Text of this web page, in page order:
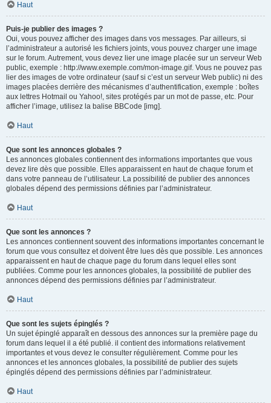
Haut
Puis-je publier des images ?
Oui, vous pouvez afficher des images dans vos messages. Par ailleurs, si
l’administrateur a autorisé les fichiers joints, vous pouvez charger une image
sur le forum. Autrement, vous devez lier une image placée sur un serveur Web
public, exemple : http://www.exemple.com/mon-image.gif. Vous ne pouvez pas
lier des images de votre ordinateur (sauf si c’est un serveur Web public) ni des
images placées derrière des mécanismes d’authentification, exemple : boîtes
aux lettres Hotmail ou Yahoo!, sites protégés par un mot de passe, etc. Pour
afficher l’image, utilisez la balise BBCode [img].
Haut
Que sont les annonces globales ?
Les annonces globales contiennent des informations importantes que vous
devez lire dès que possible. Elles apparaissent en haut de chaque forum et
dans votre panneau de l’utilisateur. La possibilité de publier des annonces
globales dépend des permissions définies par l’administrateur.
Haut
Que sont les annonces ?
Les annonces contiennent souvent des informations importantes concernant le
forum que vous consultez et doivent être lues dès que possible. Les annonces
apparaissent en haut de chaque page du forum dans lequel elles sont
publiées. Comme pour les annonces globales, la possibilité de publier des
annonces dépend des permissions définies par l’administrateur.
Haut
Que sont les sujets épinglés ?
Un sujet épinglé apparaît en dessous des annonces sur la première page du
forum dans lequel il a été publié. il contient des informations relativement
importantes et vous devez le consulter régulièrement. Comme pour les
annonces et les annonces globales, la possibilité de publier des sujets
épinglés dépend des permissions définies par l’administrateur.
Haut